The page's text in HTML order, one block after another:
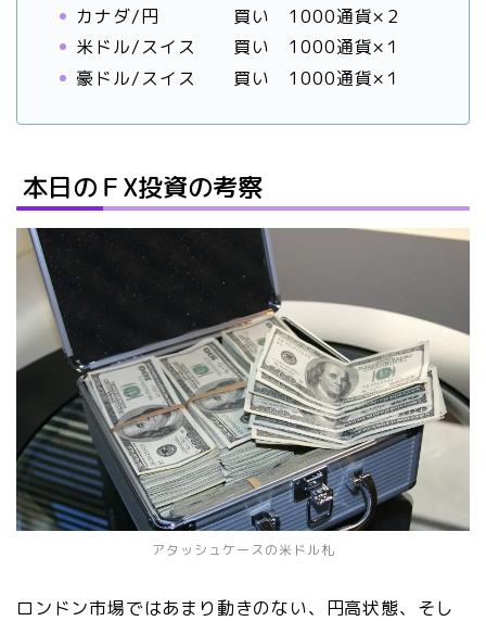
カナダ/円 買い 1000通貨×２
米ドル/スイス 買い 1000通貨×１
豪ドル/スイス 買い 1000通貨×１
本日のＦX投資の考察
アタッシュケースの米ドル札
ロンドン市場ではあまり動きのない、円高状態、そし